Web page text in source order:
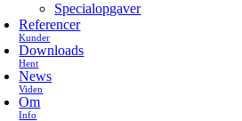
Specialopgaver
Referencer
Kunder
Downloads
Hent
News
Viden
Om
Info